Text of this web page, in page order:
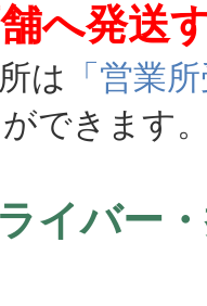
へ発送
は 「営業
できます
ライバー